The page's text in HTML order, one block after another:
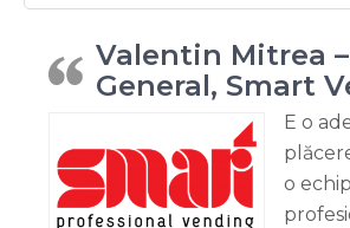
Valentin Mitrea
General, Smart
E o
o